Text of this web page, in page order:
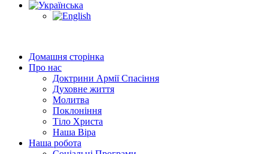
Домашня сторінка
Про нас
Доктрини Армії Спасіння
Духовне життя
Молитва
Поклоніння
Тіло Христа
Наша Віра
Наша робота